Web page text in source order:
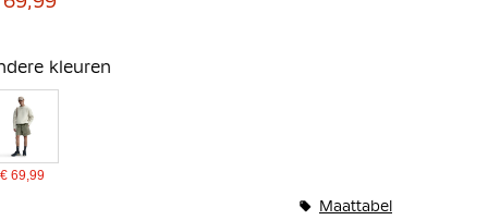
kleuren
€ 69,99
Maattabel